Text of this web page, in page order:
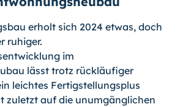
erholt sich 2024 etwas, doch
ruhiger.
im
lässt trotz rückläufiger
leichtes Fertigstellungsplus
zuletzt auf die unumgänglichen